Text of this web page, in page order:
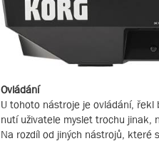
Ovládání
U tohoto nástroje je ovládání, řekl
nutí uživatele myslet trochu jinak,
Na rozdíl od jiných nástrojů, které